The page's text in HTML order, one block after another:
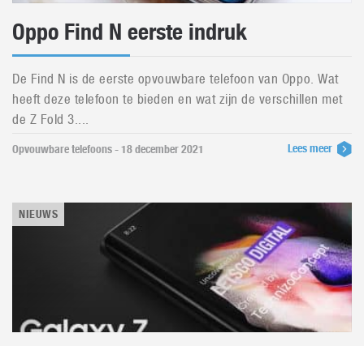
Oppo Find N eerste indruk
De Find N is de eerste opvouwbare telefoon van Oppo. Wat
heeft deze telefoon te bieden en wat zijn de verschillen met
de Z Fold 3....
Opvouwbare telefoons - 18 december 2021 Lees meer
NIEUWS